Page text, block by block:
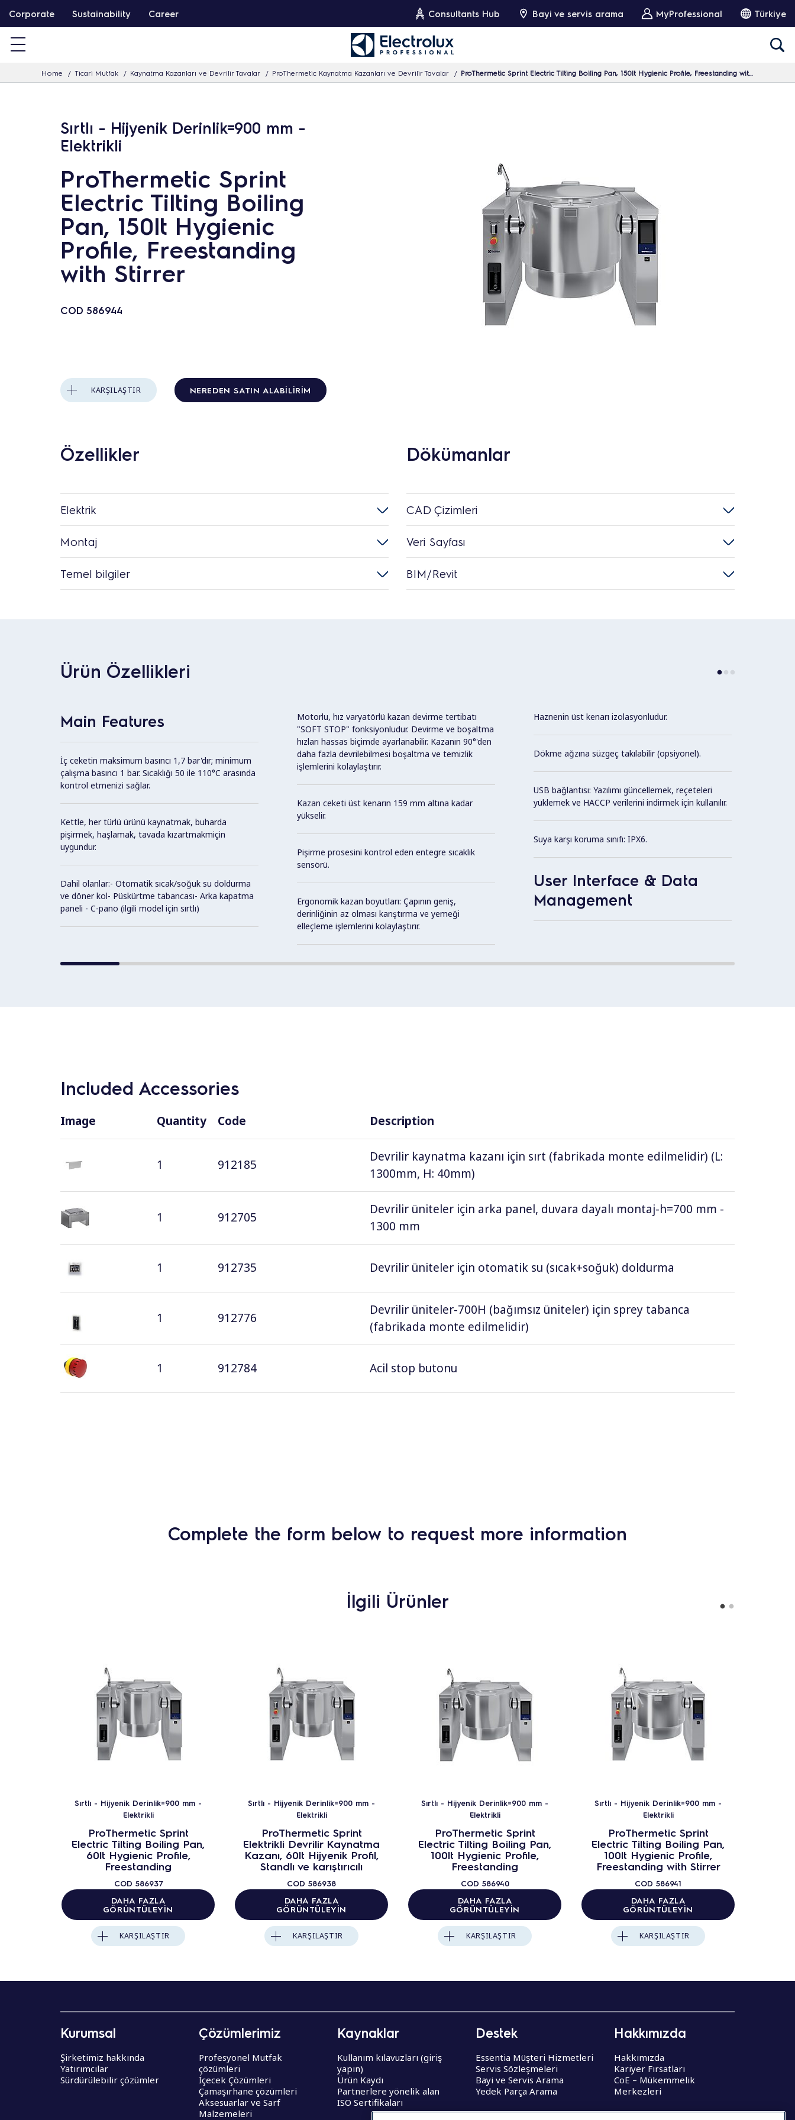
ç
Corporate Sustainability Career Consultants Hub Bayi ve servis arama MyProfessional Türkiye
Home Ticari Mutfak Kaynatma Kazanları ve Devrilir Tavalar ProThermetic Kaynatma Kazanları ve Devrilir Tavalar ProThermetic Sprint Electric Tilting Boiling Pan, 150lt Hygienic Profile, Freestanding with Stirrer
Sırtlı - Hijyenik Derinlik=900 mm -
Elektrikli
ProThermetic Sprint
Electric Tilting Boiling
Pan, 150lt Hygienic
Profile, Freestanding
with Stirrer
COD 586944
KARŞILAŞTIR NEREDEN SATIN ALABILIRIM
Özellikler
Elektrik
Montaj
Temel bilgiler
Dökümanlar
CAD Çizimleri
Veri Sayfası
BIM/Revit
Ürün Özellikleri
Main Features
İç ceketin maksimum basıncı 1,7 bar'dır; minimum
çalışma basıncı 1 bar. Sıcaklığı 50 ile 110°C arasında
kontrol etmenizi sağlar.
Kettle, her türlü ürünü kaynatmak, buharda
pişirmek, haşlamak, tavada kızartmakmiçin
uygundur.
Dahil olanlar:- Otomatik sıcak/soğuk su doldurma
ve döner kol- Püskürtme tabancası- Arka kapatma
paneli - C-pano (ilgili model için sırtlı)
Motorlu, hız varyatörlü kazan devirme tertibatı
"SOFT STOP" fonksiyonludur. Devirme ve boşaltma
hızları hassas biçimde ayarlanabilir. Kazanın 90°'den
daha fazla devrilebilmesi boşaltma ve temizlik
işlemlerini kolaylaştırır.
Kazan ceketi üst kenarın 159 mm altına kadar
yükselir.
Pişirme prosesini kontrol eden entegre sıcaklık
sensörü.
Ergonomik kazan boyutları: Çapının geniş,
derinliğinin az olması karıştırma ve yemeği
elleçleme işlemlerini kolaylaştırır.
Haznenin üst kenarı izolasyonludur.
Dökme ağzına süzgeç takılabilir (opsiyonel).
USB bağlantısı: Yazılımı güncellemek, reçeteleri
yüklemek ve HACCP verilerini indirmek için kullanılır.
Suya karşı koruma sınıfı: IPX6.
User Interface & Data
Management
Included Accessories
Image Quantity Code Description
1 912185
Devrilir kaynatma kazanı için sırt (fabrikada monte edilmelidir) (L:
1300mm, H: 40mm)
1 912705
Devrilir üniteler için arka panel, duvara dayalı montaj-h=700 mm -
1300 mm
1 912735 Devrilir üniteler için otomatik su (sıcak+soğuk) doldurma
1 912776
Devrilir üniteler-700H (bağımsız üniteler) için sprey tabanca
(fabrikada monte edilmelidir)
1 912784 Acil stop butonu
Complete the form below to request more information
İlgili Ürünler
Sırtlı - Hijyenik Derinlik=900 mm -
Elektrikli
ProThermetic Sprint
Electric Tilting Boiling Pan,
60lt Hygienic Profile,
Freestanding
COD 586937
DAHA FAZLA
GÖRÜNTÜLEYIN
KARŞILAŞTIR
Sırtlı - Hijyenik Derinlik=900 mm -
Elektrikli
ProThermetic Sprint
Elektrikli Devrilir Kaynatma
Kazanı, 60lt Hijyenik Profil,
Standlı ve karıştırıcılı
COD 586938
DAHA FAZLA
GÖRÜNTÜLEYIN
KARŞILAŞTIR
Sırtlı - Hijyenik Derinlik=900 mm -
Elektrikli
ProThermetic Sprint
Electric Tilting Boiling Pan,
100lt Hygienic Profile,
Freestanding
COD 586940
DAHA FAZLA
GÖRÜNTÜLEYIN
KARŞILAŞTIR
Sırtlı - Hijyenik Derinlik=900 mm -
Elektrikli
ProThermetic Sprint
Electric Tilting Boiling Pan,
100lt Hygienic Profile,
Freestanding with Stirrer
COD 586941
DAHA FAZLA
GÖRÜNTÜLEYIN
KARŞILAŞTIR
Kurumsal
Şirketimiz hakkında
Yatırımcılar
Sürdürülebilir çözümler
Çözümlerimiz
Profesyonel Mutfak
çözümleri
İçecek Çözümleri
Çamaşırhane çözümleri
Aksesuarlar ve Sarf
Malzemeleri
Kaynaklar
Kullanım kılavuzları (giriş
yapın)
Ürün Kaydı
Partnerlere yönelik alan
ISO Sertifikaları
Destek
Essentia Müşteri Hizmetleri
Servis Sözleşmeleri
Bayi ve Servis Arama
Yedek Parça Arama
Hakkımızda
Hakkımızda
Kariyer Fırsatları
CoE – Mükemmelik
Merkezleri